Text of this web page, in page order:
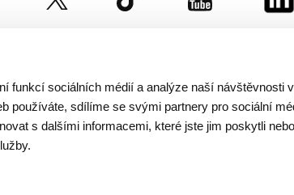
funkcí sociálních médií a analýze naší návštěvnosti
používáte, sdílíme se svými partnery pro sociální
s dalšími informacemi, které jste jim poskytli
KVIFF Group, která zastřešuje i další projekty: